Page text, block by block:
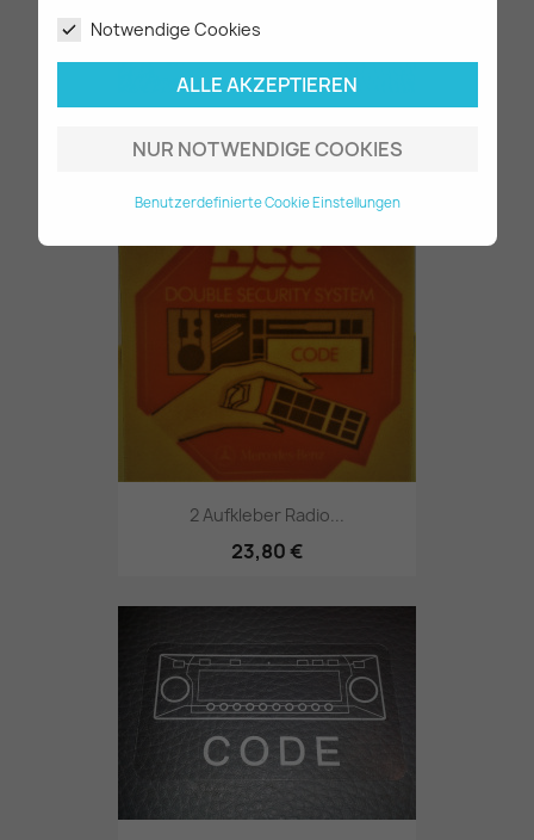
Notwendige Cookies
ALLE AKZEPTIEREN
NUR NOTWENDIGE COOKIES
Benutzerdefinierte Cookie Einstellungen
29,80 €
2 Aufkleber Radio...
23,80 €